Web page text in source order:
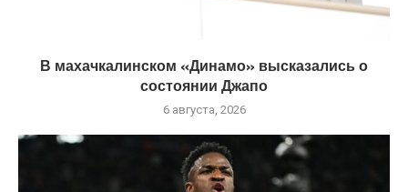
В махачкалинском «Динамо» высказались о
состоянии Джапо
6 августа, 2026